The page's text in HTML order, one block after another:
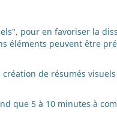
pour en favoriser la
éléments peuvent être
de résumés
que 5 à 10 minutes à